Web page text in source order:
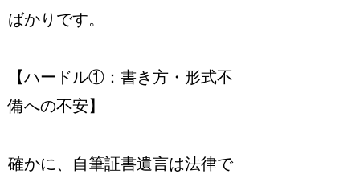
ばかりです。
【ハードル①：書き方・形式不
備への不安】
確かに、自筆証書遺言は法律で